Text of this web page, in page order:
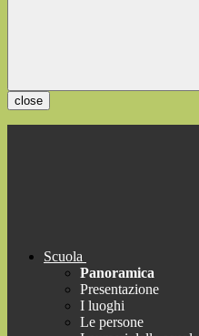
close
Scuola
Panoramica
Presentazione
I luoghi
Le persone